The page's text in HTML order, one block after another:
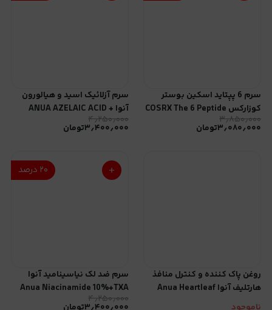
سرم 6 پپتاید اسکین بوستر
کوزارکس COSRX The 6 Peptide
Skin Booster serum
۳٫۸۵۰٫۰۰۰
۳٫۰۸۰٫۰۰۰تومان
سرم آزلائیک اسید و هیالورون
آنوا ANUA AZELAIC ACID +
HYALURON
۴٫۲۵۰٫۰۰۰
۳٫۴۰۰٫۰۰۰تومان
روغن پاک کننده و کنترل منافذ
هارتلیف آنوا Anua Heartleaf
Pore Control Cleansing Oil
۲۰ درصد
سرم ضد لک نیاسینامید آنوا
Anua Niacinamide 10%+TXA
4% Serum
۴٫۲۵۰٫۰۰۰